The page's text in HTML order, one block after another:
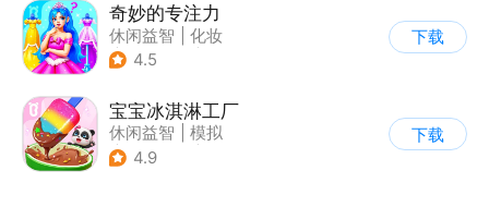
奇妙的专注力
休闲益智
化妆
| 宝宝巴士
4.5
下载
宝宝冰淇淋工厂
休闲益智
模拟
| 宝宝巴士
4.9
下载